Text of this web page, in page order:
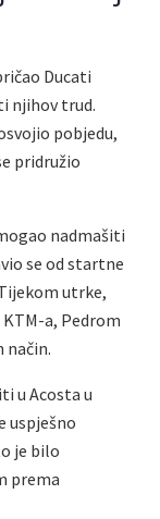
Ducati
njihov trud.
pobjedu,
pridružio
nadmašiti
se od startne
utrke,
a, Pedrom
način.
u Acosta u
uspješno
je bilo
prema